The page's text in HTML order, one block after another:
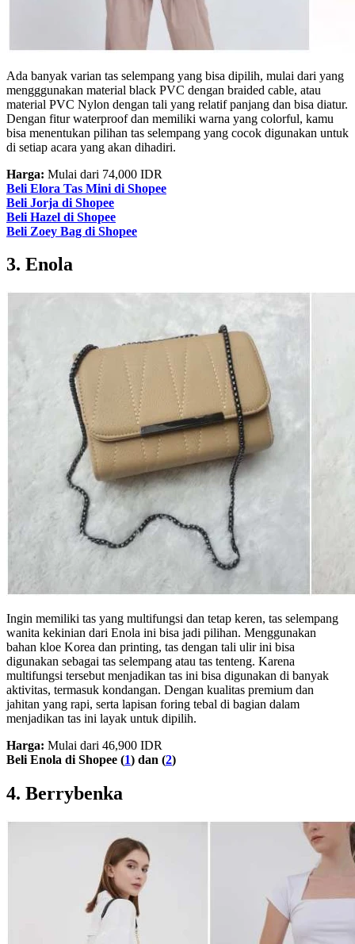
Ada banyak varian tas selempang yang bisa dipilih, mulai dari yang
mengggunakan material black PVC dengan braided cable, atau
material PVC Nylon dengan tali yang relatif panjang dan bisa diatur.
Dengan fitur waterproof dan memiliki warna yang colorful, kamu
bisa menentukan pilihan tas selempang yang cocok digunakan untuk
di setiap acara yang akan dihadiri.
Harga: Mulai dari 74,000 IDR
Beli Elora Tas Mini di Shopee
Beli Jorja di Shopee
Beli Hazel di Shopee
Beli Zoey Bag di Shopee
3. Enola
Ingin memiliki tas yang multifungsi dan tetap keren, tas selempang
wanita kekinian dari Enola ini bisa jadi pilihan. Menggunakan
bahan kloe Korea dan printing, tas dengan tali ulir ini bisa
digunakan sebagai tas selempang atau tas tenteng. Karena
multifungsi tersebut menjadikan tas ini bisa digunakan di banyak
aktivitas, termasuk kondangan. Dengan kualitas premium dan
jahitan yang rapi, serta lapisan foring tebal di bagian dalam
menjadikan tas ini layak untuk dipilih.
Harga: Mulai dari 46,900 IDR
Beli Enola di Shopee (1) dan (2)
4. Berrybenka